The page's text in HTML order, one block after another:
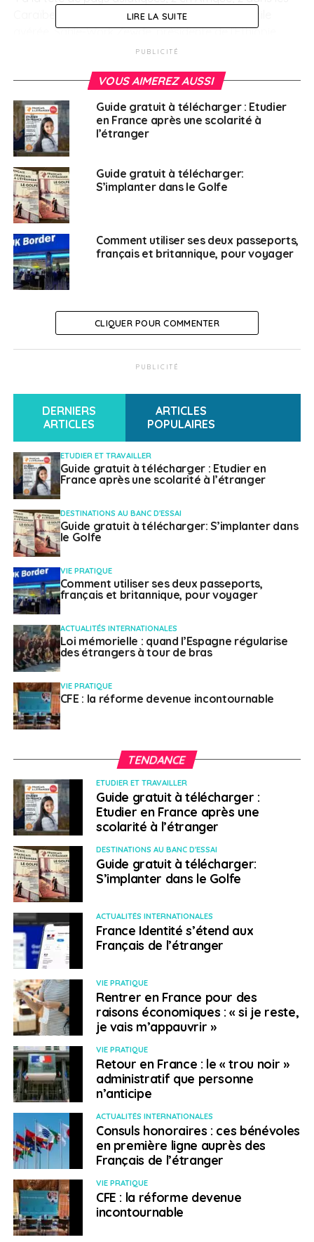
Caraïbes et 2 en Océanie. Notons une francophile
avérée, Sahle-Work Zewde, présidente de l’Ethiopie.
Il y a encore un peu de travail !
SUJETS ASSOCIÉS: FEATURED
A SUIVRE
Drogue et salles de consommation dans le
monde
Et si vous embrassiez un roux ?
Nathalie Laville
LIRE LA SUITE
PUBLICITÉ
VOUS AIMEREZ AUSSI
Guide gratuit à télécharger : Etudier
en France après une scolarité à
l’étranger
Guide gratuit à télécharger:
S’implanter dans le Golfe
Comment utiliser ses deux passeports,
français et britannique, pour voyager
CLIQUER POUR COMMENTER
PUBLICITÉ
DERNIERS
ARTICLES
ARTICLES
POPULAIRES
ETUDIER ET TRAVAILLER
Guide gratuit à télécharger : Etudier en
France après une scolarité à l’étranger
DESTINATIONS AU BANC D'ESSAI
Guide gratuit à télécharger: S’implanter dans
le Golfe
VIE PRATIQUE
Comment utiliser ses deux passeports,
français et britannique, pour voyager
ACTUALITÉS INTERNATIONALES
Loi mémorielle : quand l’Espagne régularise
des étrangers à tour de bras
VIE PRATIQUE
CFE : la réforme devenue incontournable
TENDANCE
ETUDIER ET TRAVAILLER
Guide gratuit à télécharger :
Etudier en France après une
scolarité à l’étranger
DESTINATIONS AU BANC D'ESSAI
Guide gratuit à télécharger:
S’implanter dans le Golfe
ACTUALITÉS INTERNATIONALES
France Identité s’étend aux
Français de l’étranger
VIE PRATIQUE
Rentrer en France pour des
raisons économiques : « si je reste,
je vais m’appauvrir »
VIE PRATIQUE
Retour en France : le « trou noir »
administratif que personne
n’anticipe
ACTUALITÉS INTERNATIONALES
Consuls honoraires : ces bénévoles
en première ligne auprès des
Français de l’étranger
VIE PRATIQUE
CFE : la réforme devenue
incontournable